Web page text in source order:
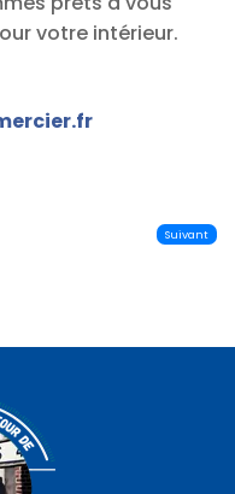
votre intérieur.
Suivant